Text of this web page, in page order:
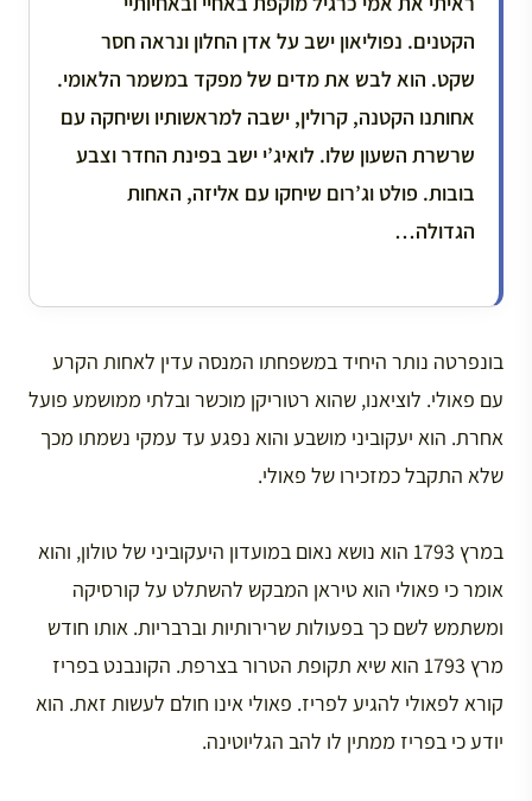
הקטנים. נפוליאון ישב על אדן החלון ונראה חסר
שקט. הוא לבש את מדים של מפקד במשמר הלאומי.
אחותנו הקטנה, קרולין, ישבה למראשותיו ושיחקה עם
שרשרת השעון שלו. לואיג’י ישב בפינת החדר וצבע
בובות. פולט וג’רום שיחקו עם אליזה, האחות
הגדולה…
בונפרטה נותר היחיד במשפחתו המנסה עדין לאחות הקרע
עם פאולי. לוציאנו, שהוא רטוריקן מוכשר ובלתי ממושמע פועל
אחרת. הוא יעקוביני מושבע והוא נפגע עד עמקי נשמתו מכך
שלא התקבל כמזכירו של פאולי.
במרץ 1793 הוא נושא נאום במועדון היעקוביני של טולון, והוא
אומר כי פאולי הוא טיראן המבקש להשתלט על קורסיקה
ומשתמש לשם כך בפעולות שרירותיות וברבריות. אותו חודש
מרץ 1793 הוא שיא תקופת הטרור בצרפת. הקונבנט בפריז
קורא לפאולי להגיע לפריז. פאולי אינו חולם לעשות זאת. הוא
יודע כי בפריז ממתין לו להב הגליוטינה.